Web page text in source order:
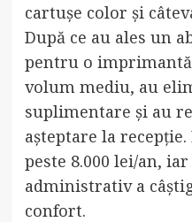
cartușe color și
După ce au ales un
pentru o
volum mediu, au
suplimentare și au
așteptare la
peste 8.000 lei/an,
administrativ a
confort.